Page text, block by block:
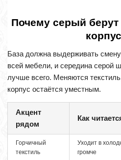
Почему серый
База должна выдерживать
всей мебели, и середина серой
лучше всего. Меняются
корпус остаётся уместным.
Акцент
рядом
Как
Горчичный
текстиль
Уходит в
громче